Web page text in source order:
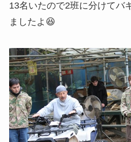
13名いたので2班に分けてバ
ましたよ😆